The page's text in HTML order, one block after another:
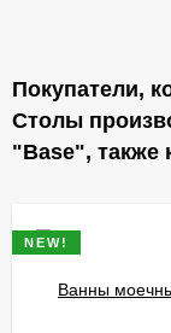
Покупатели,
Столы
"Base"​, также
NEW!